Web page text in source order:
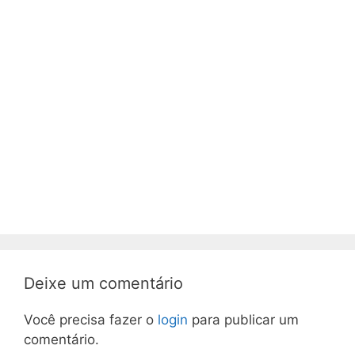
Deixe um comentário
Você precisa fazer o login para publicar um
comentário.